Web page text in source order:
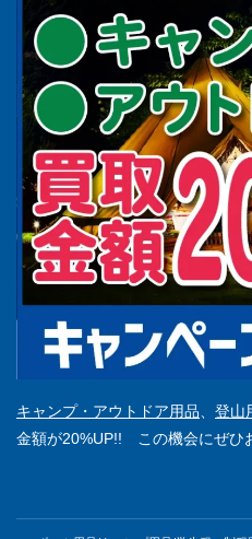
キャンプ・アウトドア用品 登山
金額が20%UP!! この機会にぜひ